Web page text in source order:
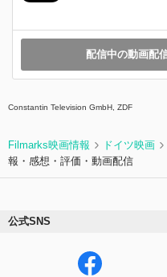
配信中の動画配
Constantin Television GmbH, ZDF
Filmarks映画情報 ドイツ映画
報・感想・評価・動画配信
公式SNS